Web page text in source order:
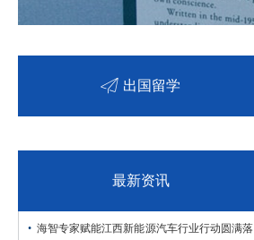
出国留学
最新资讯
海智专家赋能江西新能源汽车行业行动圆满落